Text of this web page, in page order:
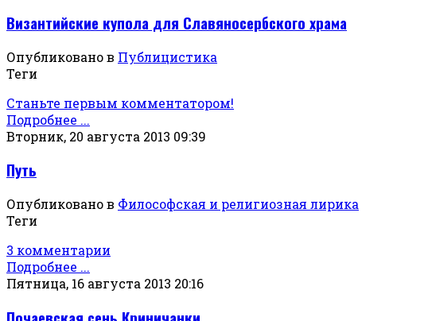
Византийские купола для Славяносербского храма
Опубликовано в Публицистика
Теги
Станьте первым комментатором!
Подробнее ...
Вторник, 20 августа 2013 09:39
Путь
Опубликовано в Философская и религиозная лирика
Теги
3 комментарии
Подробнее ...
Пятница, 16 августа 2013 20:16